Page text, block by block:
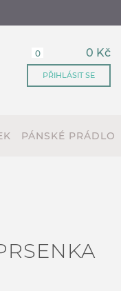
0 0 Kč
PŘIHLÁSIT SE
PÁNSKÉ PRÁDLO